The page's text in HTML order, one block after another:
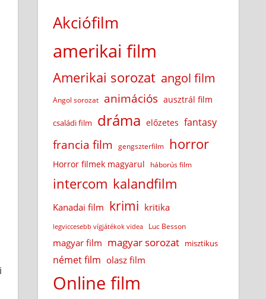
Akciófilm
amerikai film
Amerikai sorozat angol film
Angol sorozat animációs ausztrál film
családi film dráma előzetes fantasy
francia film gengszterfilm horror
Horror filmek magyarul háborús film
intercom kalandfilm
Kanadai film krimi kritika
legviccesebb vígjátékok videa Luc Besson
magyar film magyar sorozat misztikus
német film olasz film
Online film